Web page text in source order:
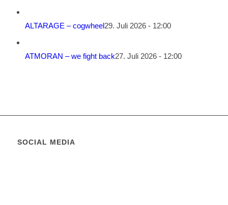
ALTARAGE – cogwheel29. Juli 2026 - 12:00
ATMORAN – we fight back27. Juli 2026 - 12:00
SOCIAL MEDIA